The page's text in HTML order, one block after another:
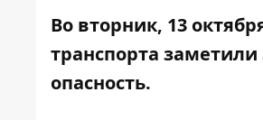
Во вторник, 13
транспорта
опасность.